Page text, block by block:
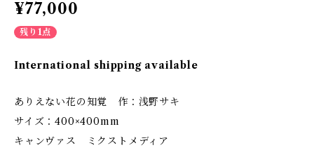
¥77,000
残り1点
International shipping available
ありえない花の知覚 作：浅野サキ
サイズ：400×400mm
キャンヴァス ミクストメディア